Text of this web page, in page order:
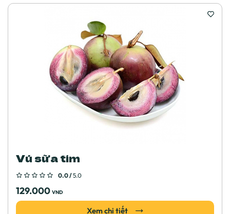
Vú sữa tím
0.0 /5.0
129.000 VND
Xem chi tiết